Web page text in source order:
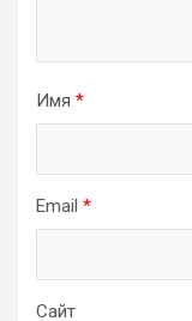
Имя *
Email *
Сайт